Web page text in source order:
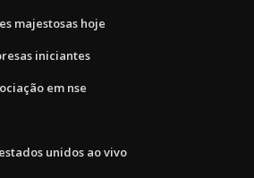
majestosas hoje
iniciantes
em nse
unidos ao vivo